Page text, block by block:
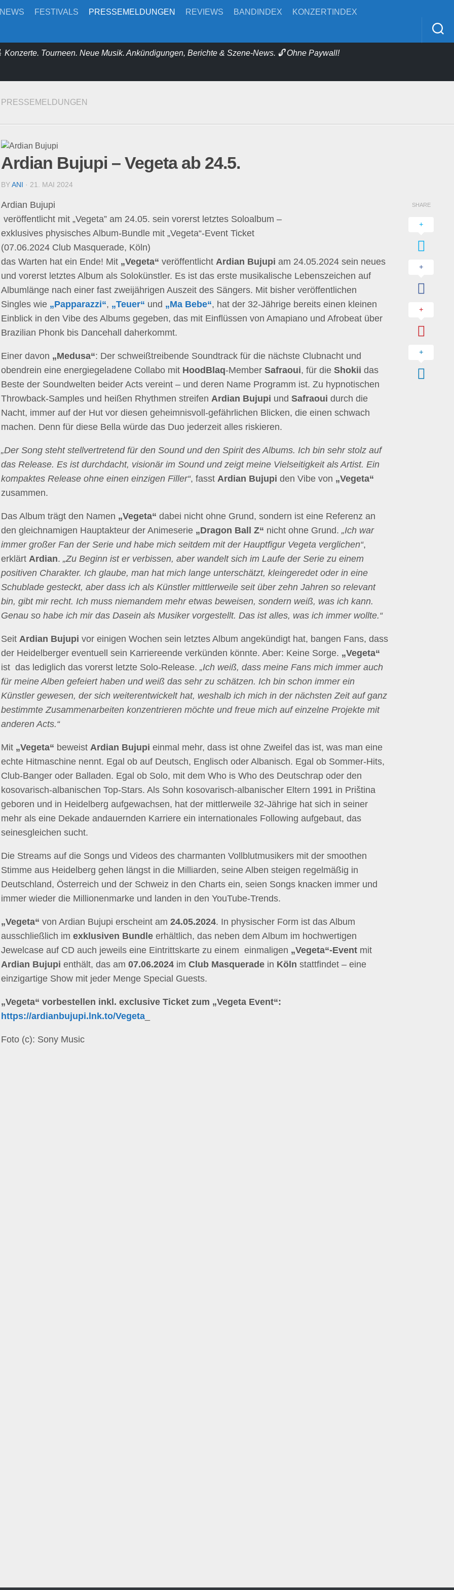
FESTIVALS PRESSEMELDUNGEN REVIEWS BANDINDEX
KONZERTINDEX
Konzerte. Tourneen. Neue Musik. Ankündigungen, Berichte & Szene-News. 🔓 Ohne Paywall!
PRESSEMELDUNGEN
Ardian Bujupi – Vegeta ab 24.5.
BYANI · 21. MAI 2024
Ardian Bujupi
veröffentlicht mit „Vegeta” am 24.05. sein vorerst letztes Soloalbum –
exklusives physisches Album-Bundle mit „Vegeta“-Event Ticket
(07.06.2024 Club Masquerade, Köln)
das Warten hat ein Ende! Mit „Vegeta“ veröffentlicht Ardian Bujupi am 24.05.2024 sein neues
und vorerst letztes Album als Solokünstler. Es ist das erste musikalische Lebenszeichen auf
Albumlänge nach einer fast zweijährigen Auszeit des Sängers. Mit bisher veröffentlichen
Singles wie „Papparazzi“, „Teuer“ und „Ma Bebe“, hat der 32-Jährige bereits einen kleinen
Einblick in den Vibe des Albums gegeben, das mit Einflüssen von Amapiano und Afrobeat über
Brazilian Phonk bis Dancehall daherkommt.
Einer davon „Medusa“: Der schweißtreibende Soundtrack für die nächste Clubnacht und
obendrein eine energiegeladene Collabo mit HoodBlaq-Member Safraoui, für die Shokii das
Beste der Soundwelten beider Acts vereint – und deren Name Programm ist. Zu hypnotischen
Throwback-Samples und heißen Rhythmen streifen Ardian Bujupi und Safraoui durch die
Nacht, immer auf der Hut vor diesen geheimnisvoll-gefährlichen Blicken, die einen schwach
machen. Denn für diese Bella würde das Duo jederzeit alles riskieren.
„Der Song steht stellvertretend für den Sound und den Spirit des Albums. Ich bin sehr stolz auf
das Release. Es ist durchdacht, visionär im Sound und zeigt meine Vielseitigkeit als Artist. Ein
kompaktes Release ohne einen einzigen Filler“, fasst Ardian Bujupi den Vibe von „Vegeta“
zusammen.
Das Album trägt den Namen „Vegeta“ dabei nicht ohne Grund, sondern ist eine Referenz an
den gleichnamigen Hauptakteur der Animeserie „Dragon Ball Z“ nicht ohne Grund. „Ich war
immer großer Fan der Serie und habe mich seitdem mit der Hauptfigur Vegeta verglichen“,
erklärt Ardian. „Zu Beginn ist er verbissen, aber wandelt sich im Laufe der Serie zu einem
positiven Charakter. Ich glaube, man hat mich lange unterschätzt, kleingeredet oder in eine
Schublade gesteckt, aber dass ich als Künstler mittlerweile seit über zehn Jahren so relevant
bin, gibt mir recht. Ich muss niemandem mehr etwas beweisen, sondern weiß, was ich kann.
Genau so habe ich mir das Dasein als Musiker vorgestellt. Das ist alles, was ich immer wollte.“
Seit Ardian Bujupi vor einigen Wochen sein letztes Album angekündigt hat, bangen Fans, dass
der Heidelberger eventuell sein Karriereende verkünden könnte. Aber: Keine Sorge. „Vegeta“
ist das lediglich das vorerst letzte Solo-Release. „Ich weiß, dass meine Fans mich immer auch
für meine Alben gefeiert haben und weiß das sehr zu schätzen. Ich bin schon immer ein
Künstler gewesen, der sich weiterentwickelt hat, weshalb ich mich in der nächsten Zeit auf ganz
bestimmte Zusammenarbeiten konzentrieren möchte und freue mich auf einzelne Projekte mit
anderen Acts.“
Mit „Vegeta“ beweist Ardian Bujupi einmal mehr, dass ist ohne Zweifel das ist, was man eine
echte Hitmaschine nennt. Egal ob auf Deutsch, Englisch oder Albanisch. Egal ob Sommer-Hits,
Club-Banger oder Balladen. Egal ob Solo, mit dem Who is Who des Deutschrap oder den
kosovarisch-albanischen Top-Stars. Als Sohn kosovarisch-albanischer Eltern 1991 in Priština
geboren und in Heidelberg aufgewachsen, hat der mittlerweile 32-Jährige hat sich in seiner
mehr als eine Dekade andauernden Karriere ein internationales Following aufgebaut, das
seinesgleichen sucht.
Die Streams auf die Songs und Videos des charmanten Vollblutmusikers mit der smoothen
Stimme aus Heidelberg gehen längst in die Milliarden, seine Alben steigen regelmäßig in
Deutschland, Österreich und der Schweiz in den Charts ein, seien Songs knacken immer und
immer wieder die Millionenmarke und landen in den YouTube-Trends.
„Vegeta“ von Ardian Bujupi erscheint am 24.05.2024. In physischer Form ist das Album
ausschließlich im exklusiven Bundle erhältlich, das neben dem Album im hochwertigen
Jewelcase auf CD auch jeweils eine Eintrittskarte zu einem einmaligen „Vegeta“-Event mit
Ardian Bujupi enthält, das am 07.06.2024 im Club Masquerade in Köln stattfindet – eine
einzigartige Show mit jeder Menge Special Guests.
„Vegeta“ vorbestellen inkl. exclusive Ticket zum „Vegeta Event“:
https://ardianbujupi.lnk.to/Vegeta
Foto (c): Sony Music
SHARE